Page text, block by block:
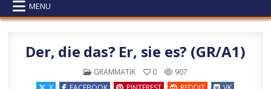
MENU
Der, die das? Er, sie es? (GR/A1)
POSTED IN
GRAMMATIK 0
907